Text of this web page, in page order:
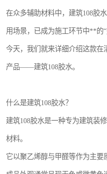
在众多辅助材料中，建筑108胶
用场景，已成为施工环节中**的“
今天，我们就来详细介绍这款
产品——建筑108胶水。
什么是建筑108胶水？
建筑108胶水是一种专为建筑装
材料。
它以聚乙烯醇与甲醛等作为主要